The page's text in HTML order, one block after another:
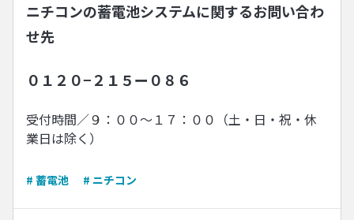
ニチコンの蓄電池システムに関するお問い合わ
せ先
０１２０−２１５ー０８６
受付時間／９：００〜１７：００（土・日・祝・休
業日は除く）
# 蓄電池 # ニチコン